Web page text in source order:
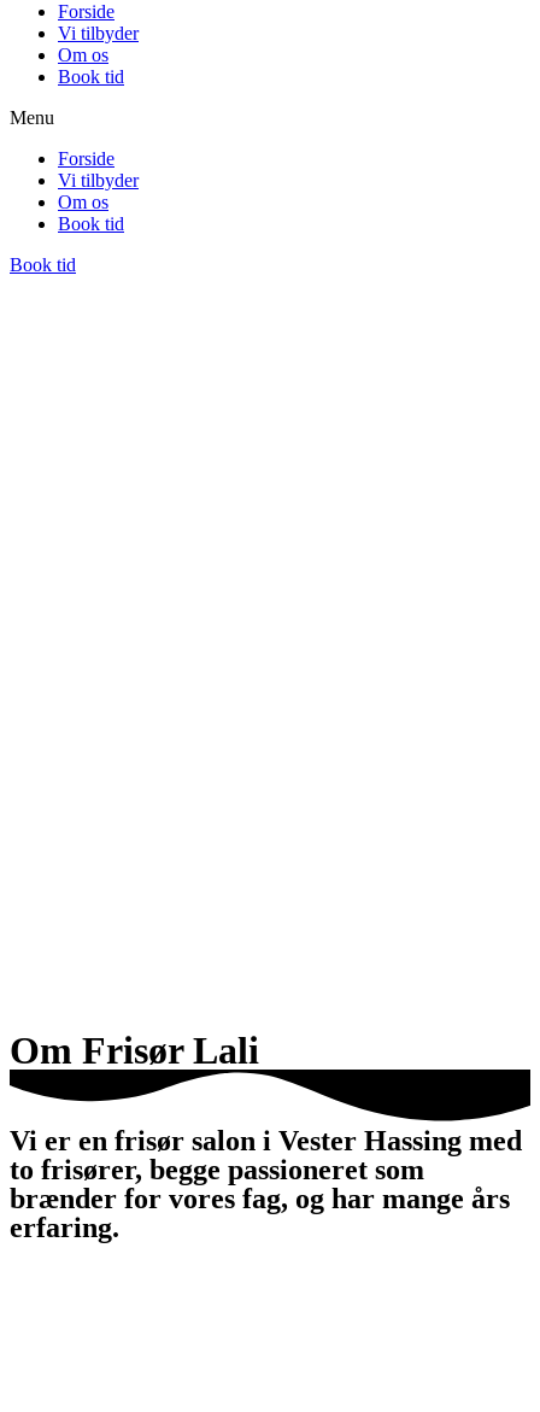
Forside
Vi tilbyder
Om os
Book tid
Menu
Forside
Vi tilbyder
Om os
Book tid
Book tid
Om Frisør Lali
Vi er en frisør salon i Vester Hassing med
to frisører, begge passioneret som
brænder for vores fag, og har mange års
erfaring.